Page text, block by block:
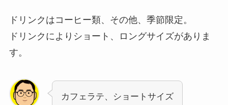
ドリンクはコーヒー類、その他、季節限定。
ドリンクによりショート、ロングサイズがありま
す。
カフェラテ、ショートサイズ